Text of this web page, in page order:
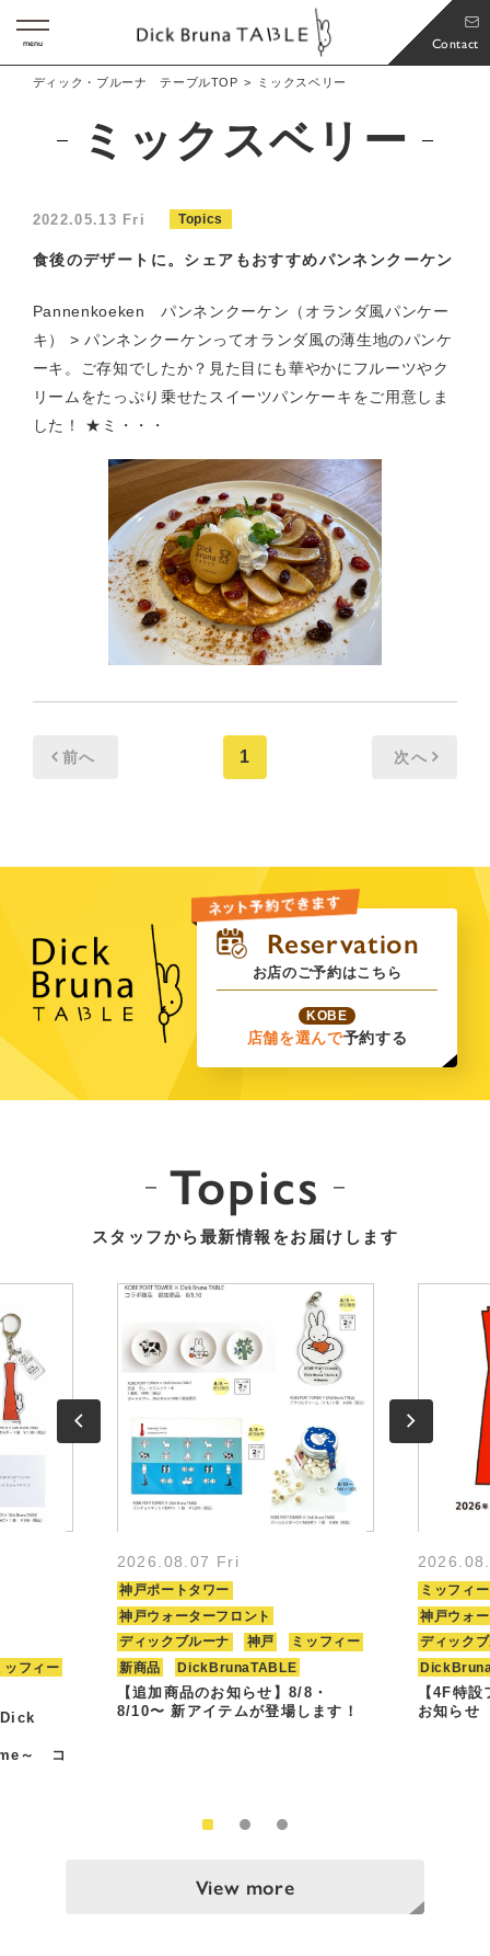
Contact
menu
ディック・ブルーナ テーブルTOP ミックスベリー
ミックスベリー
2022.05.13 Fri Topics
食後のデザートに。シェアもおすすめパンネンクーケン
Pannenkoeken パンネンクーケン（オランダ風パンケー
キ） > パンネンクーケンってオランダ風の薄生地のパンケ
ーキ。ご存知でしたか？見た目にも華やかにフルーツやク
リームをたっぷり乗せたスイーツパンケーキをご用意しま
した！ ★ミ・・・
前へ 1 次へ
お店のご予約はこちら
KOBE
店舗を選んで予約する
Topics
スタッフから最新情報をお届けします
ッフィー
～ コ
2026.08.07 Fri
神戸ポートタワー
神戸ウォーターフロント
ディックブルーナ
神戸
ミッフィー
新商品
DickBrunaTABLE
【追加商品のお知らせ】8/8・
8/10〜 新アイテムが登場します！
ミッフィー
神戸ウォ
ディック
【4F特
お知らせ
View more